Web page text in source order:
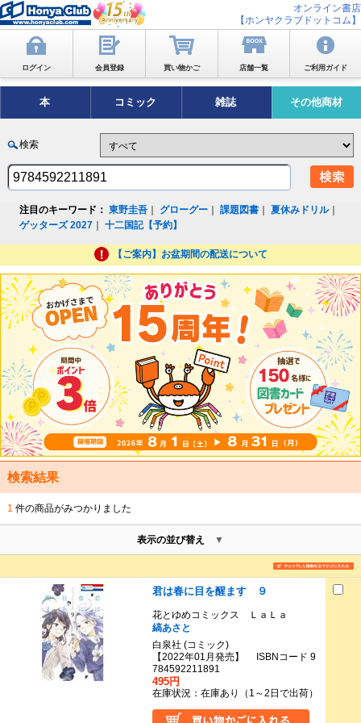
オンライン書店
【ホンヤクラブドットコム】
ログイン 会員登録 買い物かご 店舗一覧 ご利用ガイド
本 コミック 雑誌 その他商材
検索
注目のキーワード： 東野圭吾 グローグー ｜課題図書 ｜夏休みドリル｜
ゲッターズ 2027 ｜十二国記【予約】
【ご案内】お盆期間の配送について
検索結果
1 件の商品がみつかりました
表示の並び替え
君は春に目を醒ます ９
花とゆめコミックス ＬａＬａ
縞あさと
白泉社 (コミック)
【2022年01月発売】 ISBNコード 9
784592211891
495円
在庫状況：在庫あり（1～2日で出荷）